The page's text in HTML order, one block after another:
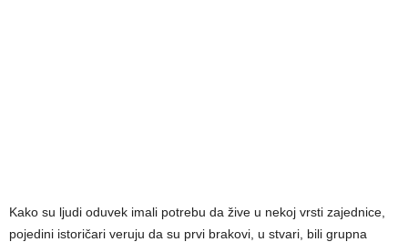
Kako su ljudi oduvek imali potrebu da žive u nekoj vrsti zajednice,
pojedini istoričari veruju da su prvi brakovi, u stvari, bili grupna